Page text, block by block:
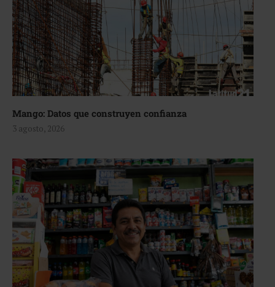
Mango: Datos que construyen confianza
3 agosto, 2026